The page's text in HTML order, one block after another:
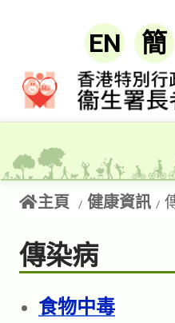
EN 簡
主頁 健康資訊
傳染病
食物中毒